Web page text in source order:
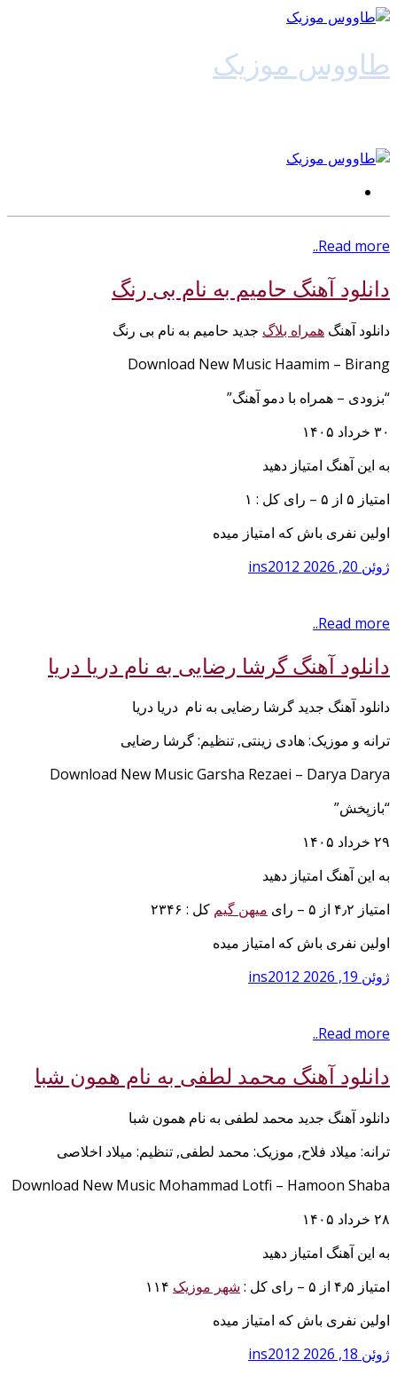
طاووس موزیک
Read more..
دانلود آهنگ حامیم به نام بی رنگ
دانلود آهنگ همراه بلاگ جدید حامیم به نام بی رنگ
Download New Music Haamim – Birang
“بزودی – همراه با دمو آهنگ”
۳۰ خرداد ۱۴۰۵
به این آهنگ امتیاز دهید
امتیاز ۵ از ۵ – رای کل : ۱
اولین نفری باش که امتیاز میده
ژوئن 20, 2026
ins2012
Read more..
دانلود آهنگ گرشا رضایی به نام دریا دریا
دانلود آهنگ جدید گرشا رضایی به نام دریا دریا
ترانه و موزیک: هادی زینتی, تنظیم: گرشا رضایی
Download New Music Garsha Rezaei – Darya Darya
“بازپخش”
۲۹ خرداد ۱۴۰۵
به این آهنگ امتیاز دهید
امتیاز ۴٫۲ از ۵ – رای
میهن گیم کل : ۲۳۴۶
اولین نفری باش که امتیاز میده
ژوئن 19, 2026
ins2012
Read more..
دانلود آهنگ محمد لطفی به نام همون شبا
دانلود آهنگ جدید محمد لطفی به نام همون شبا
ترانه: میلاد فلاح, موزیک: محمد لطفی, تنظیم: میلاد اخلاصی
Download New Music Mohammad Lotfi – Hamoon Shaba
۲۸ خرداد ۱۴۰۵
به این آهنگ امتیاز دهید
امتیاز ۴٫۵ از ۵ – رای کل :
شهر موزیک
اولین نفری باش که امتیاز میده
ژوئن 18, 2026
ins2012